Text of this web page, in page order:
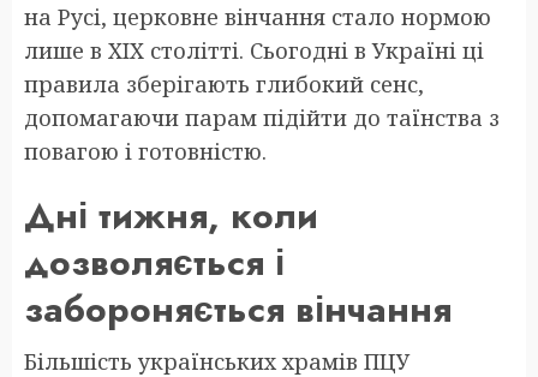
на Русі, церковне вінчання стало нормою
лише в XIX столітті. Сьогодні в Україні ці
правила зберігають глибокий сенс,
допомагаючи парам підійти до таїнства з
повагою і готовністю.
Дні тижня, коли
дозволяється і
забороняється вінчання
Більшість українських храмів ПЦУ